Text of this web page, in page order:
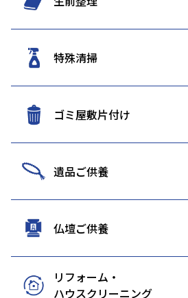
特殊清掃
ゴミ屋敷片付け
遺品ご供養
仏壇ご供養
リフォーム・
ハウスクリーニング